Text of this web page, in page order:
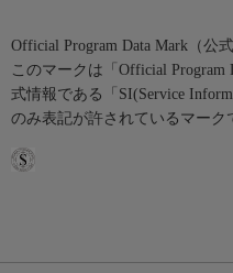
Official Program Data Mark（公
このマークは「Official
式情報である「SI(Service
のみ表記が許されているマーク